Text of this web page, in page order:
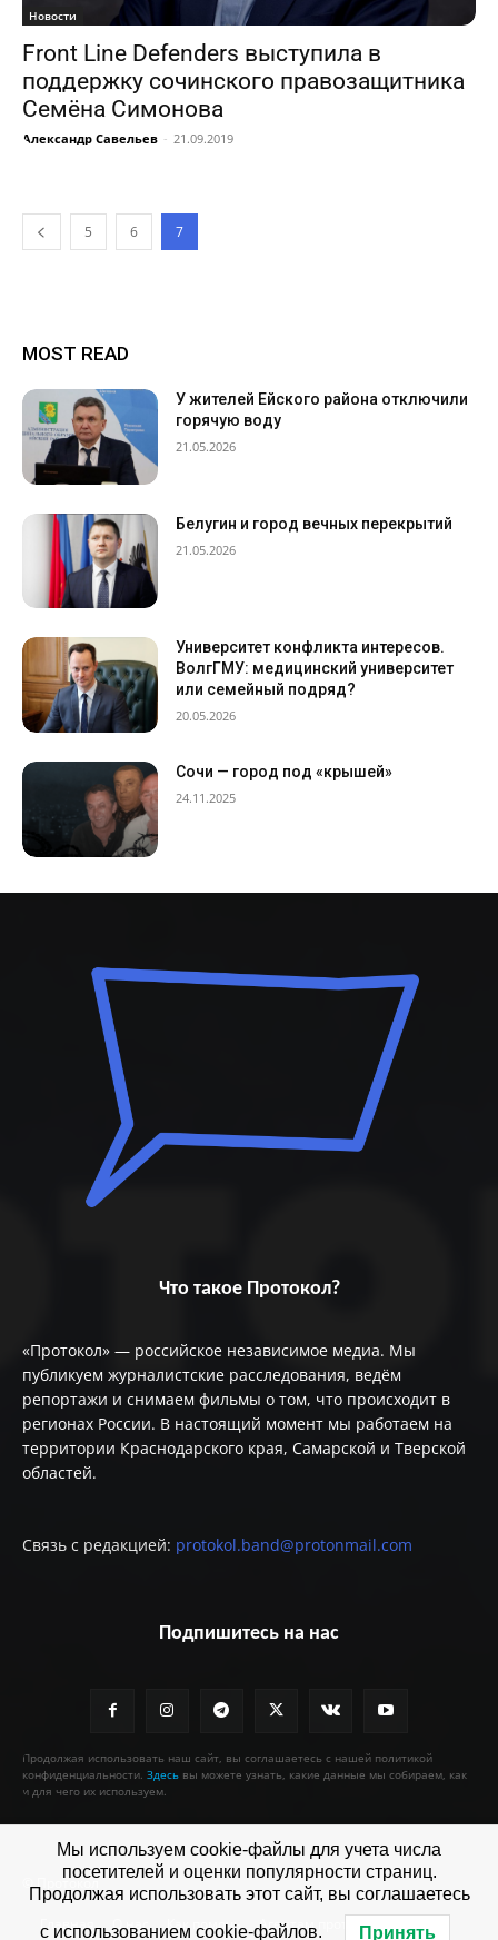
Новости
Front Line Defenders выступила в
поддержку сочинского правозащитника
Семёна Симонова
Александр Савельев - 21.09.2019
5 6 7
MOST READ
У жителей Ейского района отключили
горячую воду
21.05.2026
Белугин и город вечных перекрытий
21.05.2026
Университет конфликта интересов.
ВолгГМУ: медицинский университет
или семейный подряд?
20.05.2026
Сочи — город под «крышей»
24.11.2025
Что такое Протокол?
«Протокол» — российское независимое медиа. Мы
публикуем журналистские расследования, ведём
репортажи и снимаем фильмы о том, что происходит в
регионах России. В настоящий момент мы работаем на
территории Краснодарского края, Самарской и Тверской
областей.
Связь с редакцией: protokol.band@protonmail.com
Подпишитесь на нас
Продолжая использовать наш сайт, вы соглашаетесь с нашей политикой
конфиденциальности. Здесь вы можете узнать, какие данные мы собираем, как
и для чего их используем.
© Протокол
Главная О нас Как помочь
Агентам протокола
Мы используем cookie-файлы для учета числа
посетителей и оценки популярности страниц.
Продолжая использовать этот сайт, вы соглашаетесь
с использованием cookie-файлов. Принять